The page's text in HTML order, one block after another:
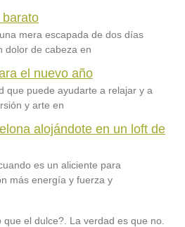
mera escapada de dos días
dolor de cabeza en
el nuevo año
que puede ayudarte a relajar y a
y arte en
alojándote en un loft de
es un aliciente para
más energía y fuerza y
el dulce?. La verdad es que no.